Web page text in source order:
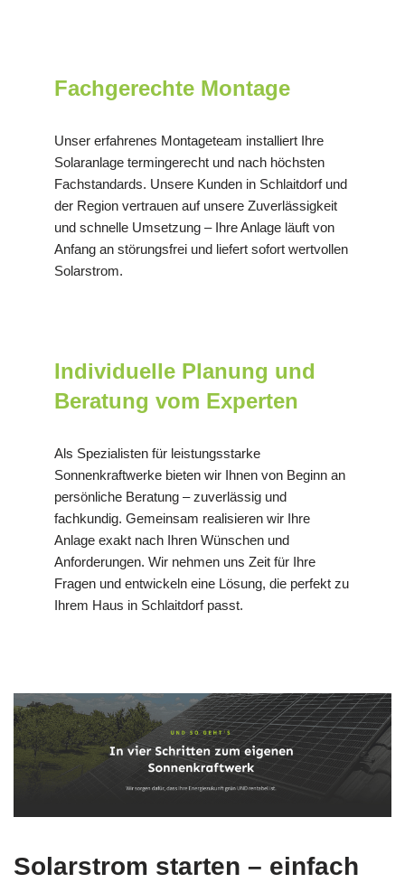
Fachgerechte Montage
Unser erfahrenes Montageteam installiert Ihre
Solaranlage termingerecht und nach höchsten
Fachstandards. Unsere Kunden in Schlaitdorf und
der Region vertrauen auf unsere Zuverlässigkeit
und schnelle Umsetzung – Ihre Anlage läuft von
Anfang an störungsfrei und liefert sofort wertvollen
Solarstrom.
Individuelle Planung und
Beratung vom Experten
Als Spezialisten für leistungsstarke
Sonnenkraftwerke bieten wir Ihnen von Beginn an
persönliche Beratung – zuverlässig und
fachkundig. Gemeinsam realisieren wir Ihre
Anlage exakt nach Ihren Wünschen und
Anforderungen. Wir nehmen uns Zeit für Ihre
Fragen und entwickeln eine Lösung, die perfekt zu
Ihrem Haus in Schlaitdorf passt.
Solarstrom starten – einfach